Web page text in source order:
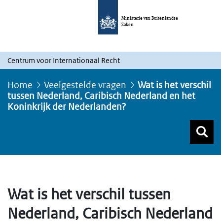
Ministerie van Buitenlandse
Zaken
Centrum voor Internationaal Recht
Home Veelgestelde vragen
Wat is het verschil
tussen Nederland, Caribisch Nederland en het
Koninkrijk der Nederlanden?
Wat is het verschil tussen
Nederland, Caribisch Nederland